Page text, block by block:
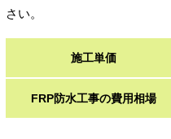
さい。
施工単価
FRP防水工事の費用相場